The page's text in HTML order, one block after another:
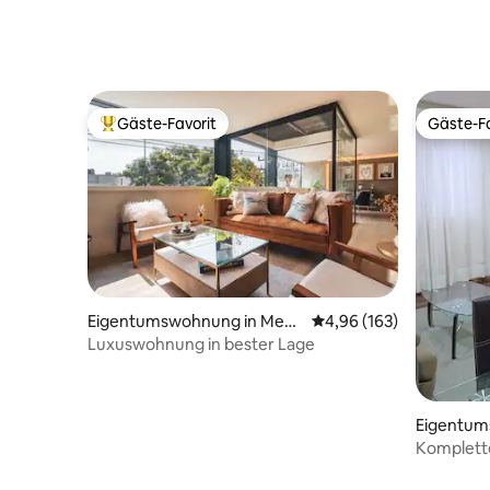
Beliebter Gäste-Favorit.
Gäste-Favorit
Eigentumswohnung in Mexi
ko-Stadt
Durchschnittliche
4,96 (163)
Luxuswohnung in bester Lage
Gäste-
Gäste-
o-Stadt